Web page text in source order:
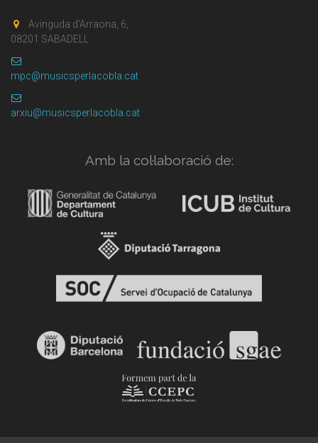
Avinguda d'Arraona, 6,
08201 SABADELL
mpc@musicsperlacobla.cat
arxiu@musicsperlacobla.cat
Amb la col·laboració de: